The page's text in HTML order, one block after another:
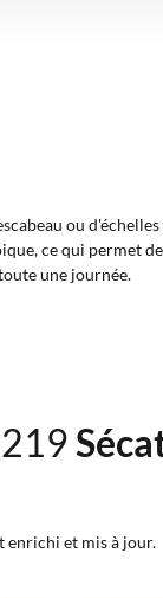
ou
ce qui permet
une journée.
enrichi et mis à jour.